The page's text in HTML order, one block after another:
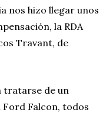
nos hizo llegar unos
la RDA
Travant, de
tratarse de un
Ford Falcon, todos